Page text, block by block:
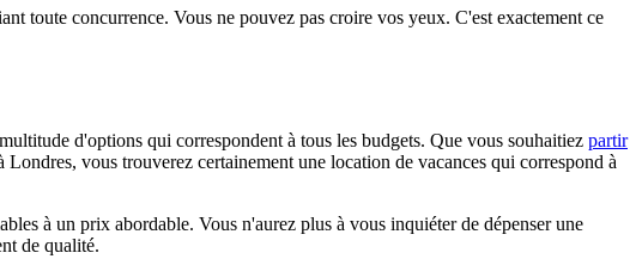
toute concurrence. Vous ne pouvez pas croire vos yeux. C'est exactement ce
d'options qui correspondent à tous les budgets. Que vous souhaitiez partir
vous trouverez certainement une location de vacances qui correspond à
à un prix abordable. Vous n'aurez plus à vous inquiéter de dépenser une
de qualité.